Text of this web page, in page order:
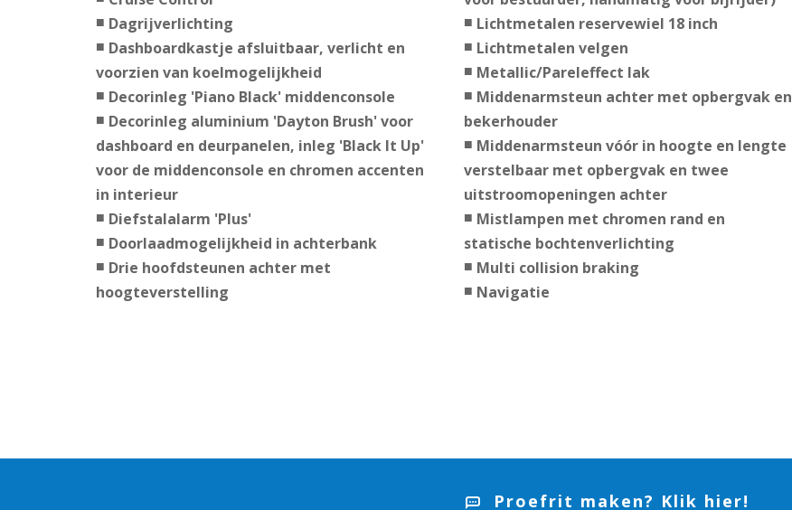
Dagrijverlichting
Dashboardkastje afsluitbaar, verlicht en
voorzien van koelmogelijkheid
Decorinleg 'Piano Black' middenconsole
Decorinleg aluminium 'Dayton Brush' voor
dashboard en deurpanelen, inleg 'Black It Up'
voor de middenconsole en chromen accenten
in interieur
Diefstalalarm 'Plus'
Doorlaadmogelijkheid in achterbank
Drie hoofdsteunen achter met
hoogteverstelling
Lichtmetalen reservewiel 18 inch
Lichtmetalen velgen
Metallic/Pareleffect lak
Middenarmsteun achter met opbergvak en
bekerhouder
Middenarmsteun vóór in hoogte en lengte
verstelbaar met opbergvak en twee
uitstroomopeningen achter
Mistlampen met chromen rand en
statische bochtenverlichting
Multi collision braking
Navigatie
Proefrit maken? Klik hier!